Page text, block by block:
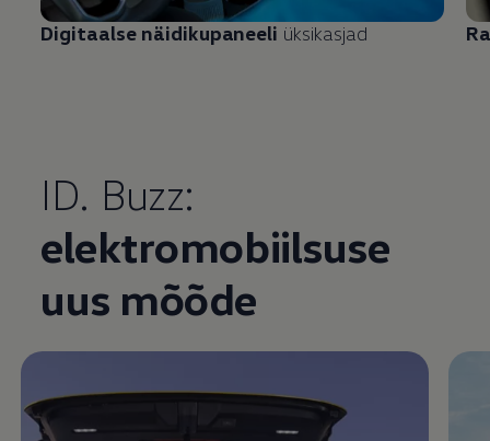
Digitaalse näidikupaneeli üksikasjad
Enable fullscreen mode
ID. Buzz:
elektromobiilsuse
uus mõõde